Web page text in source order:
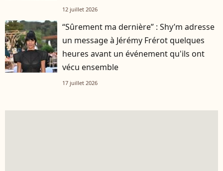
12 juillet 2026
“Sûrement ma dernière” : Shy’m adresse
un message à Jérémy Frérot quelques
heures avant un événement qu'ils ont
vécu ensemble
17 juillet 2026